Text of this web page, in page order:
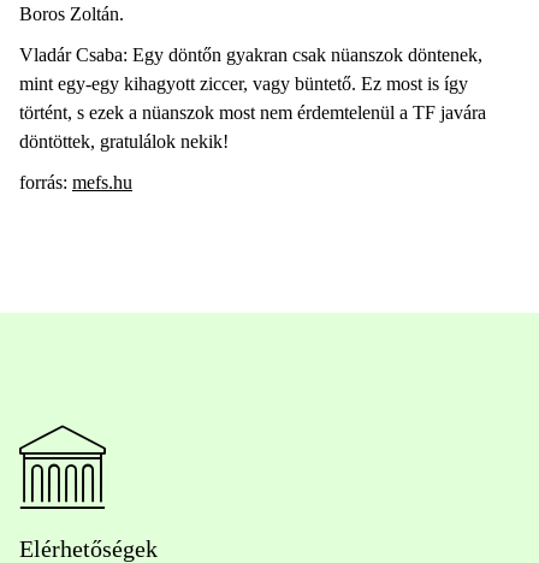
Boros Zoltán.
Vladár Csaba: Egy döntőn gyakran csak nüanszok döntenek,
mint egy-egy kihagyott ziccer, vagy büntető. Ez most is így
történt, s ezek a nüanszok most nem érdemtelenül a TF javára
döntöttek, gratulálok nekik!
forrás: mefs.hu​
Elérhetőségek